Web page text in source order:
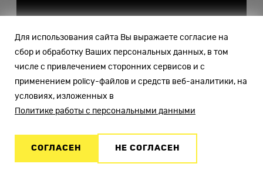
Для использования сайта Вы выражаете согласие на
сбор и обработку Ваших персональных данных, в том
числе с привлечением сторонних сервисов и с
применением policy-файлов и средств веб-аналитики, на
условиях, изложенных в
Политике работы с персональными данными
СОГЛАСЕН НЕ СОГЛАСЕН